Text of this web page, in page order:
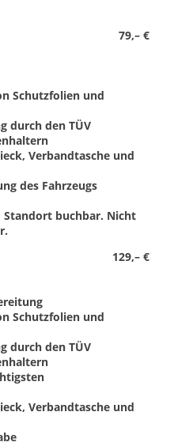
79,– €
Schutzfolien und
durch den TÜV
Verbandtasche und
des Fahrzeugs
Standort buchbar. Nicht
129,– €
Schutzfolien und
durch den TÜV
Verbandtasche und